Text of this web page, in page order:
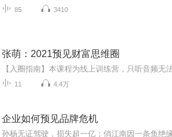
85 3410
张萌：2021预见财富思维圈
11 4.4万
企业如何预见品牌危机